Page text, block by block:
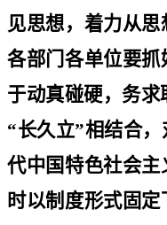
见思想，着力从
各部门各单位要
于动真碰硬，务
“长久立”相结合，
代中国特色社会
时以制度形式固